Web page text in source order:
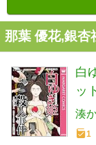
那葉 優花,銀杏
白
ッ
湊
1